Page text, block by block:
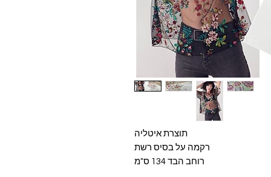
תוצרת איטליה
רקמה על בסיס רשת
רוחב הבד 134 ס"מ